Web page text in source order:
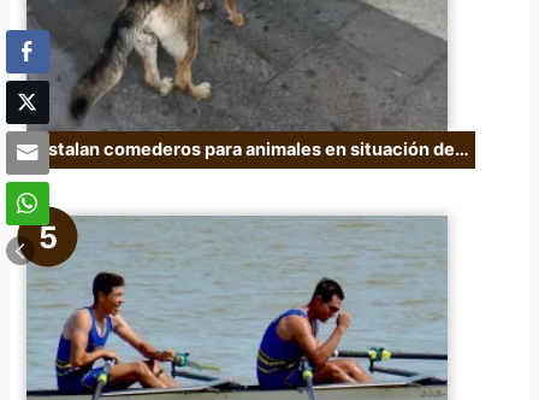
Instalan comederos para animales en situación de…